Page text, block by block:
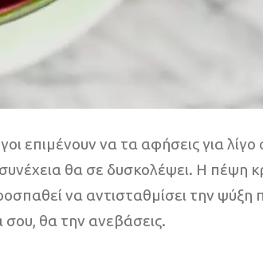
επιμένουν να τα αφήσεις για
θα σε δυσκολέψει. Η
να αντισταθμίσει την ψύξη
σου, θα την ανεβάσεις.